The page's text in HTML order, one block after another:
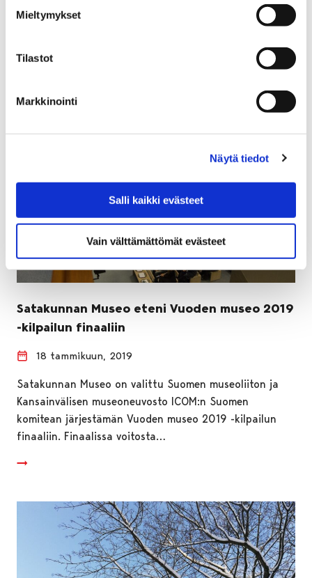
Mieltymykset
Tilastot
Markkinointi
Näytä tiedot
Salli kaikki evästeet
Vain välttämättömät evästeet
sunnuntaina 20.1.2019 klo 15-17 Karhuhallissa.
Satakunnan Museo eteni Vuoden museo 2019
-kilpailun finaaliin
18 tammikuun, 2019
Satakunnan Museo on valittu Suomen museoliiton ja
Kansainvälisen museoneuvosto ICOM:n Suomen
komitean järjestämän Vuoden museo 2019 -kilpailun
finaaliin. Finaalissa voitosta…